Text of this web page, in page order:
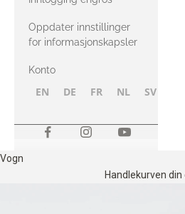
Oppdater innstillinger
for informasjonskapsler
Konto
EN DE FR NL SV
Vogn
Handlekurven